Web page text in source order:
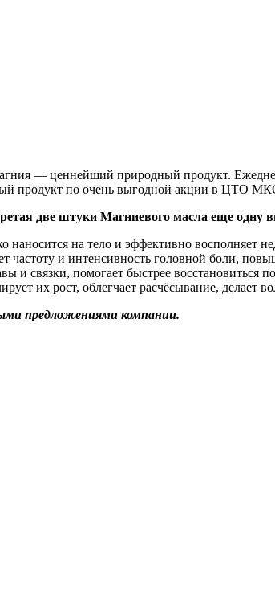
— ценнейший природный продукт.
продукт по очень выгодной акции в ЦТО
две штуки Магниевого масла еще одну
наносится на тело и эффективно восполняет
частоту и интенсивность головной боли,
и связки, помогает быстрее
их рост, облегчает расчёсывание, делает
предложениями компании.